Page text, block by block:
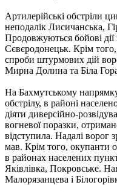
Артилерійські обстріли
неподалік Лисичанська,
Продовжуються бойові дії
Сєвєродонецьк. Крім того,
спроби штурмових дій
Мирна Долина та Біла
На Бахмутському
обстрілу, в районі
діяти диверсійно-
вогневої поразки,
відступила. Надалі ворог
мав. Крім того, окупанти
в районах населених
Яківлівка, Покровське.
Малорязанцева і